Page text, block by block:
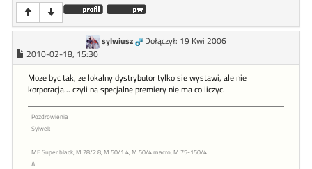
sylwiusz
Dołączył: 19 Kwi 2006
2010-02-18, 15:30
Moze byc tak, ze lokalny dystrybutor tylko sie wystawi, ale nie
korporacja... czyli na specjalne premiery nie ma co liczyc.
Pozdrowienia
Sylwek
ME Super black, M 28/2.8, M 50/1.4, M 50/4 macro, M 75-150/4
A